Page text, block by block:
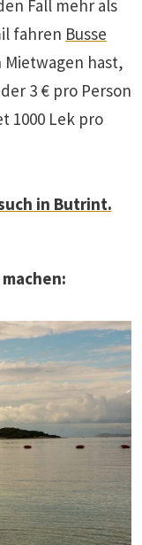
Fall mehr als
fahren Busse
Mietwagen hast,
3 € pro Person
1000 Lek pro
in Butrint.